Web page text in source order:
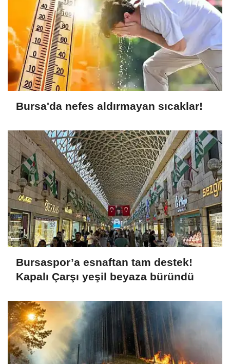
Bursa'da nefes aldırmayan sıcaklar!
Bursaspor’a esnaftan tam destek!
Kapalı Çarşı yeşil beyaza büründü